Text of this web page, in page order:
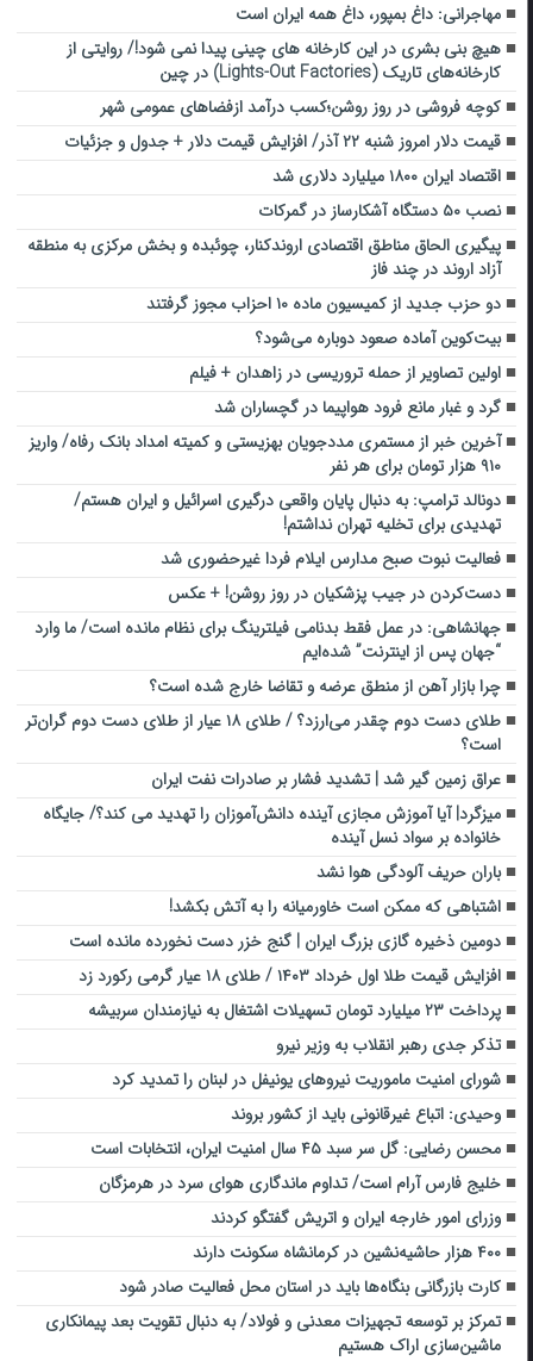
مهاجرانی: داغ بمپور، داغ همه ایران است
هیچ بنی بشری در این کارخانه های چینی پیدا نمی شود!/ روایتی از
کارخانه‌های تاریک (Lights-Out Factories) در چین
کوچه فروشی در روز روشن؛کسب درآمد ازفضاهای عمومی شهر
قیمت دلار امروز شنبه ۲۲ آذر/ افزایش قیمت دلار + جدول و جزئیات
اقتصاد ایران ۱۸۰۰ میلیارد دلاری شد
نصب ۵۰ دستگاه آشکارساز در گمرکات
پیگیری الحاق مناطق اقتصادی اروندکنار، چوئبده و بخش مرکزی به منطقه
آزاد اروند در چند فاز
دو حزب جدید از کمیسیون ماده ۱۰ احزاب مجوز گرفتند
بیت‌کوین آماده صعود دوباره می‌شود؟
اولین تصاویر از حمله تروریسی در زاهدان + فیلم
گرد و غبار مانع فرود هواپیما در گچساران شد
آخرین خبر از مستمری مددجویان بهزیستی و کمیته امداد بانک رفاه/ واریز
۹۱۰ هزار تومان برای هر نفر
دونالد ترامپ: به دنبال پایان واقعی درگیری اسرائیل و ایران هستم/
تهدیدی برای تخلیه تهران نداشتم!
فعالیت نبوت صبح مدارس ایلام فردا غیرحضوری شد
دست‌کردن در جیب پزشکیان در روز روشن! + عکس
جهانشاهی: در عمل فقط بدنامی فیلترینگ برای نظام مانده است/ ما وارد
“جهان پس از اینترنت” شده‌ایم
چرا بازار آهن از منطق عرضه و تقاضا خارج شده است؟
طلای دست دوم چقدر می‌ارزد؟ / طلای ۱۸ عیار از طلای دست دوم گران‌تر
است؟
عراق زمین گیر شد | تشدید فشار بر صادرات نفت ایران
میزگرد| آیا آموزش مجازی آینده دانش‌آموزان را تهدید می کند؟/ جایگاه
خانواده بر سواد نسل آینده
باران حریف آلودگی هوا نشد
اشتباهی که ممکن است خاورمیانه را به آتش بکشد!
دومین ذخیره گازی بزرگ ایران | گنج خزر دست نخورده مانده است
افزایش قیمت طلا اول خرداد ۱۴۰۳ / طلای ۱۸ عیار گرمی رکورد زد
پرداخت ۲۳ میلیارد تومان تسهیلات اشتغال به نیازمندان سربیشه
تذکر جدی رهبر انقلاب به وزیر نیرو
شورای امنیت ماموریت نیروهای یونیفل در لبنان را تمدید کرد
وحیدی: اتباع غیرقانونی باید از کشور بروند
محسن رضایی: گل سر سبد ۴۵ سال امنیت ایران، انتخابات است
خلیج فارس آرام است/ تداوم ماندگاری هوای سرد در هرمزگان
وزرای امور خارجه ایران و اتریش گفتگو کردند
۴۰۰ هزار حاشیه‌نشین در کرمانشاه سکونت دارند
کارت بازرگانی بنگاه‌ها باید در استان محل فعالیت صادر شود
تمرکز بر توسعه تجهیزات معدنی و فولاد/ به دنبال تقویت بعد پیمانکاری
ماشین‌سازی اراک هستیم